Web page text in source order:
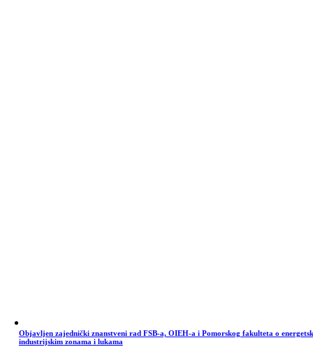
Objavljen zajednički znanstveni rad FSB-a, OIEH-a i Pomorskog fakulteta o
industrijskim zonama i lukama